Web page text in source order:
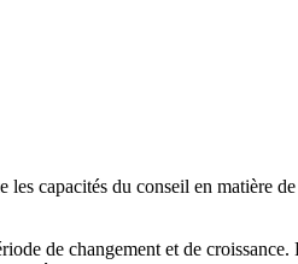
capacités du conseil en matière
de changement et de